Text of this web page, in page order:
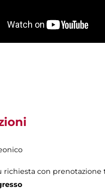
richiesta con prenotazione